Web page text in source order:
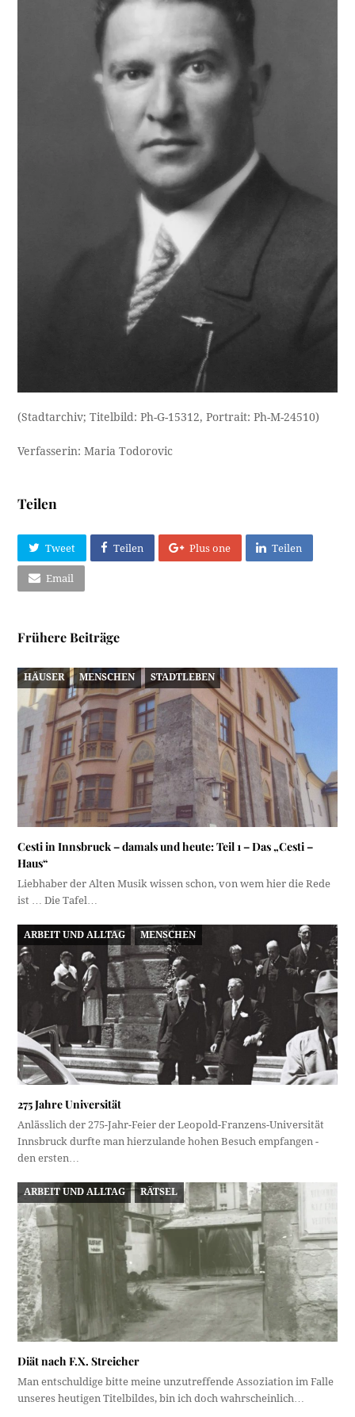
(Stadtarchiv; Titelbild: Ph-G-15312, Portrait: Ph-M-24510)
Verfasserin: Maria Todorovic
Teilen
Tweet Teilen Plus one Teilen
Email
Frühere Beiträge
HÄUSER MENSCHEN STADTLEBEN
Cesti in Innsbruck – damals und heute: Teil 1 – Das „Cesti –
Haus“
Liebhaber der Alten Musik wissen schon, von wem hier die Rede
ist … Die Tafel…
ARBEIT UND ALLTAG MENSCHEN
275 Jahre Universität
Anlässlich der 275-Jahr-Feier der Leopold-Franzens-Universität
Innsbruck durfte man hierzulande hohen Besuch empfangen -
den ersten…
ARBEIT UND ALLTAG RÄTSEL
Diät nach F.X. Streicher
Man entschuldige bitte meine unzutreffende Assoziation im Falle
unseres heutigen Titelbildes, bin ich doch wahrscheinlich…